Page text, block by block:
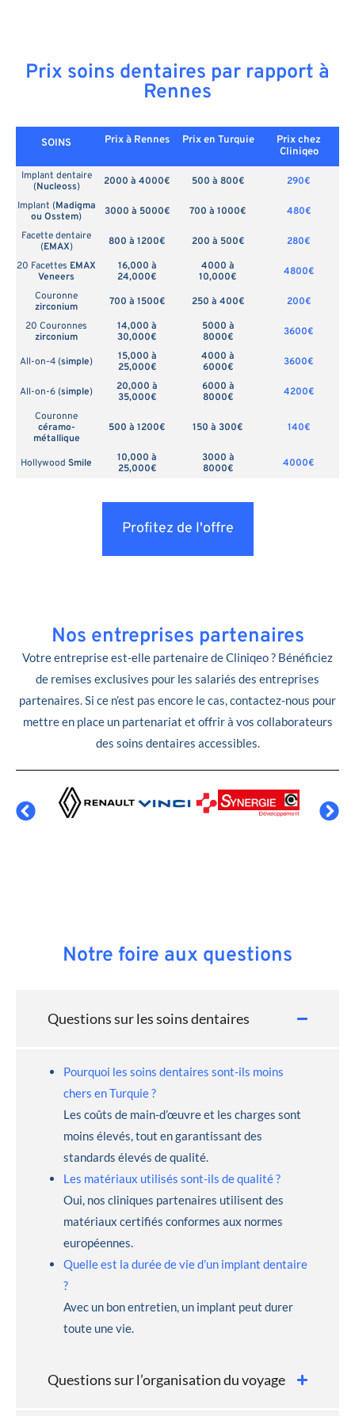
Prix soins dentaires par rapport à
Rennes
SOINS Prix à Rennes Prix en Turquie
Prix chez
Cliniqeo
Implant dentaire
(Nucleoss) 2000 à 4000€ 500 à 800€
290€
Implant (Madigma
ou Osstem) 3000 à 5000€ 700 à 1000€
480€
Facette dentaire
(EMAX) 800 à 1200€ 200 à 500€
280€
20 Facettes EMAX
Veneers
16,000 à
24,000€
4000 à
10,000€
4800€
Couronne
zirconium
700 à 1500€ 250 à 400€
200€
20 Couronnes
zirconium
14,000 à
30,000€
5000 à
8000€
3600€
All-on-4 (simple)
15,000 à
25,000€
4000 à
6000€
3600€
All-on-6 (simple)
20,000 à
35,000€
6000 à
8000€
4200€
Couronne
céramo-
métallique
500 à 1200€ 150 à 300€ 140€
Hollywood Smile
10,000 à
25,000€
3000 à
8000€
4000€
Profitez de l'offre
Nos entreprises partenaires
Votre entreprise est-elle partenaire de Cliniqeo ? Bénéficiez
de remises exclusives pour les salariés des entreprises
partenaires. Si ce n’est pas encore le cas, contactez-nous pour
mettre en place un partenariat et offrir à vos collaborateurs
des soins dentaires accessibles.
Notre foire aux questions
Questions sur les soins dentaires
Pourquoi les soins dentaires sont-ils moins
chers en Turquie ?
Les coûts de main-d’œuvre et les charges sont
moins élevés, tout en garantissant des
standards élevés de qualité.
Les matériaux utilisés sont-ils de qualité ?
Oui, nos cliniques partenaires utilisent des
matériaux certifiés conformes aux normes
européennes.
Quelle est la durée de vie d’un implant dentaire
?
Avec un bon entretien, un implant peut durer
toute une vie.
Questions sur l’organisation du voyage